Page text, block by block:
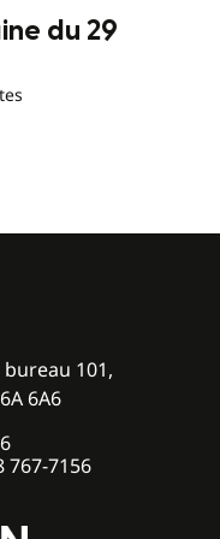
du 29
101,
6A6
767-7156